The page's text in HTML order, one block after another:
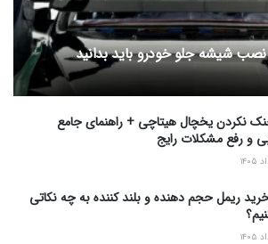
نکردن یخچال هیتاچی + راهنمای جامع
و رفع مشکلات رایج
ریمل حجم دهنده و بلند کننده به چه نکاتی